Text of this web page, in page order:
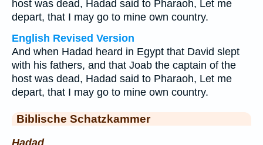
host was dead, Hadad said to Pharaoh, Let me
depart, that I may go to mine own country.
English Revised Version
And when Hadad heard in Egypt that David slept
with his fathers, and that Joab the captain of the
host was dead, Hadad said to Pharaoh, Let me
depart, that I may go to mine own country.
Biblische Schatzkammer
Hadad